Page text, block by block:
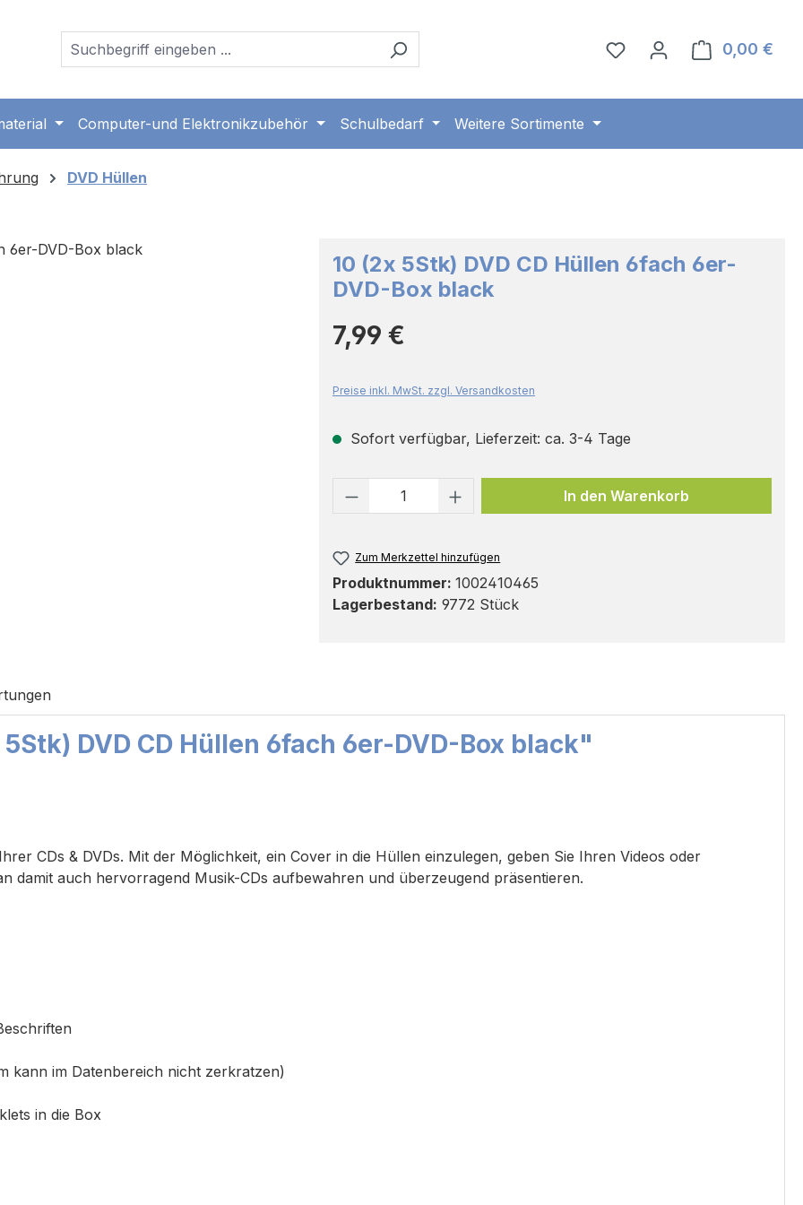
0,00 €
Computer-und Elektronikzubehör Schulbedarf Weitere Sortimente
DVD Hüllen
10 (2x 5Stk) DVD CD Hüllen 6fach 6er-
DVD-Box black
Regulärer Preis:
7,99 €
Preise inkl. MwSt. zzgl. Versandkosten
Sofort verfügbar, Lieferzeit: ca. 3-4 Tage
Produkt Anzahl: Gib den gewünschten Wert
In den Warenkorb
Zum Merkzettel hinzufügen
Produktnummer: 1002410465
Lagerbestand: 9772 Stück
DVD CD Hüllen 6fach 6er-DVD-Box black"
CDs & DVDs. Mit der Möglichkeit, ein Cover in die Hüllen einzulegen, geben Sie Ihren Videos oder
damit auch hervorragend Musik-CDs aufbewahren und überzeugend präsentieren.
kann im Datenbereich nicht zerkratzen)
in die Box